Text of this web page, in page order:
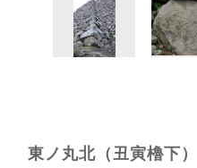
東ノ丸北（丑寅櫓下）